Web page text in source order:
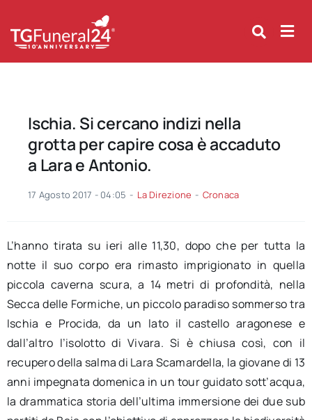
content
Ischia. Si cercano indizi nella
grotta per capire cosa è accaduto
a Lara e Antonio.
17 Agosto 2017 - 04:05 - La Direzione - Cronaca
L’hanno tirata su ieri alle 11,30, dopo che per tutta la
notte il suo corpo era rimasto imprigionato in quella
piccola caverna scura, a 14 metri di profondità, nella
Secca delle Formiche, un piccolo paradiso sommerso tra
Ischia e Procida, da un lato il castello aragonese e
dall’altro l’isolotto di Vivara. Si è chiusa così, con il
recupero della salma di Lara Scamardella, la giovane di 13
anni impegnata domenica in un tour guidato sott’acqua,
la drammatica storia dell’ultima immersione dei due sub